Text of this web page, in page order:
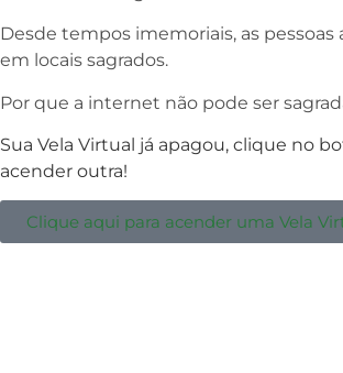
Desde tempos imemoriais, as pessoas
em locais sagrados.
Por que a internet não pode ser
Sua Vela Virtual já apagou, clique no
acender outra!
Clique aqui para acender uma Vela